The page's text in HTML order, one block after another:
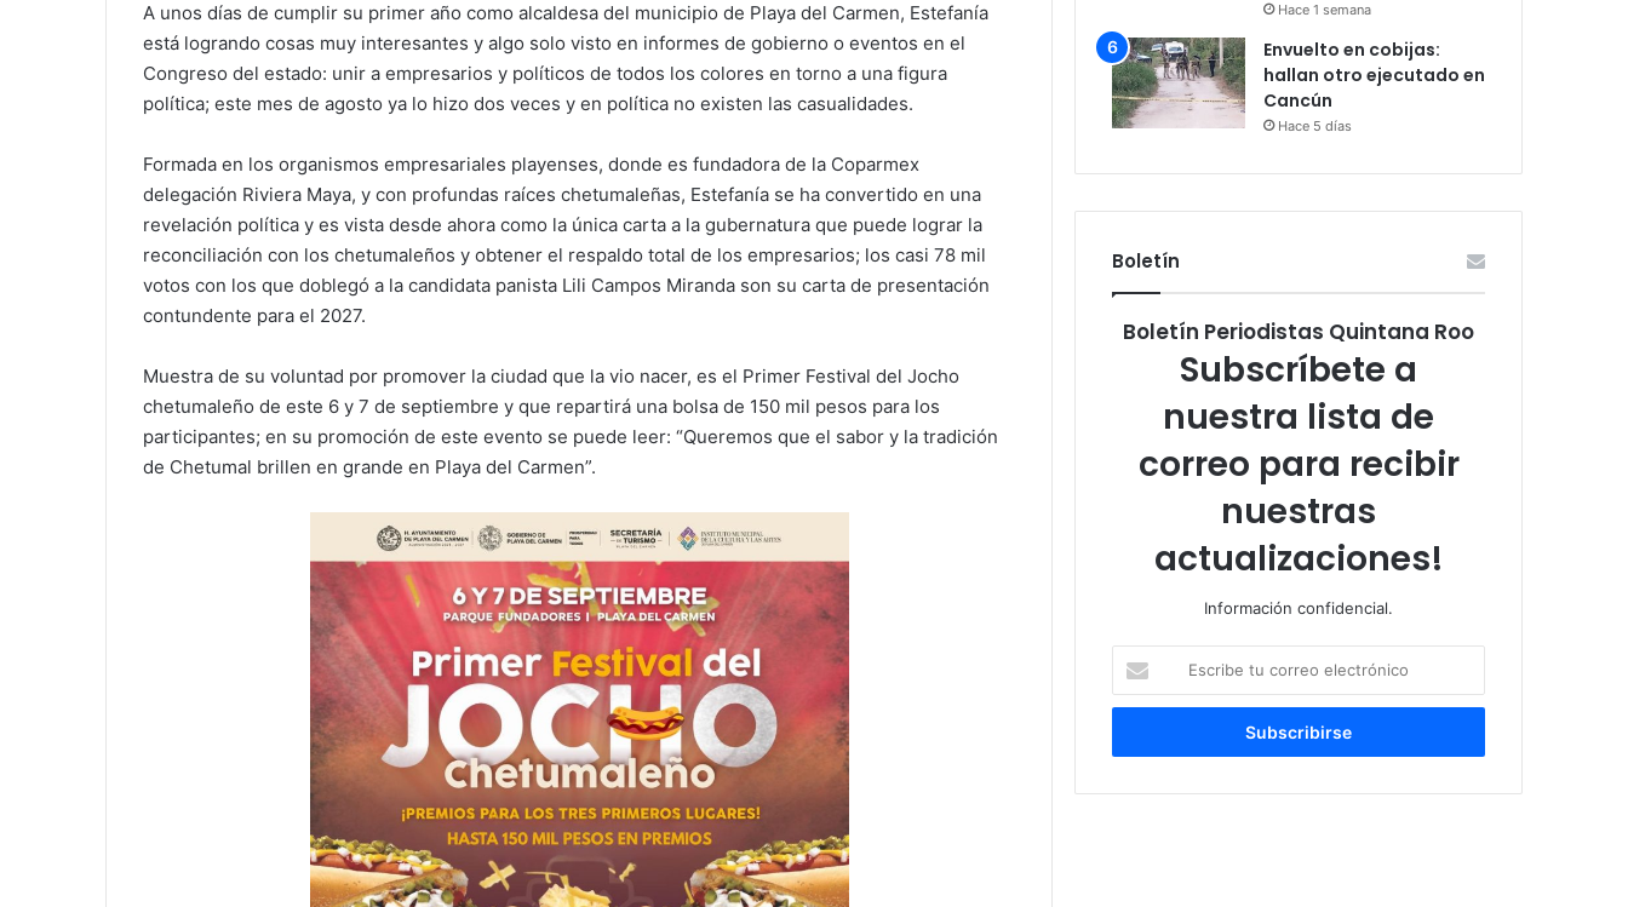
A unos días de cumplir su primer año como alcaldesa del municipio de Playa del Carmen, Estefanía
está logrando cosas muy interesantes y algo solo visto en informes de gobierno o eventos en el
Congreso del estado: unir a empresarios y políticos de todos los colores en torno a una figura
política; este mes de agosto ya lo hizo dos veces y en política no existen las casualidades.
Formada en los organismos empresariales playenses, donde es fundadora de la Coparmex
delegación Riviera Maya, y con profundas raíces chetumaleñas, Estefanía se ha convertido en una
revelación política y es vista desde ahora como la única carta a la gubernatura que puede lograr la
reconciliación con los chetumaleños y obtener el respaldo total de los empresarios; los casi 78 mil
votos con los que doblegó a la candidata panista Lili Campos Miranda son su carta de presentación
contundente para el 2027.
Muestra de su voluntad por promover la ciudad que la vio nacer, es el Primer Festival del Jocho
chetumaleño de este 6 y 7 de septiembre y que repartirá una bolsa de 150 mil pesos para los
participantes; en su promoción de este evento se puede leer: “Queremos que el sabor y la tradición
de Chetumal brillen en grande en Playa del Carmen”.
Hace 1 semana
Envuelto en cobijas:
hallan otro ejecutado en
Cancún
Hace 5 días
Boletín
Boletín Periodistas Quintana Roo
Subscríbete a
nuestra lista de
correo para recibir
nuestras
actualizaciones!
Información confidencial.
tu
correo